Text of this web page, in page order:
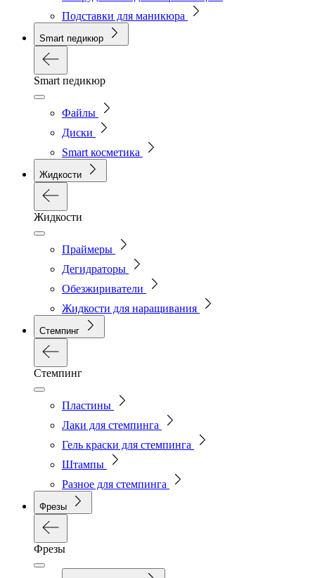
Подставки для маникюра
Smart педикюр
Smart педикюр
Файлы
Диски
Smart косметика
Жидкости
Жидкости
Праймеры
Дегидраторы
Обезжириватели
Жидкости для наращивания
Стемпинг
Стемпинг
Пластины
Лаки для стемпинга
Гель краски для стемпинга
Штампы
Разное для стемпинга
Фрезы
Фрезы